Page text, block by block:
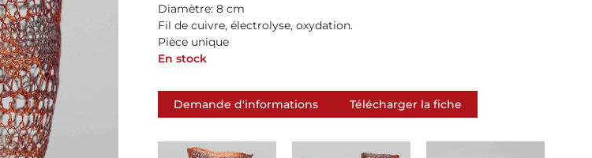
Diamètre: 8 cm
Fil de cuivre, électrolyse, oxydation.
Pièce unique
En stock
Demande d'informations Télécharger la fiche